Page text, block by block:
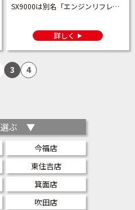
SX9000は別名「エンジンリフレッ
この商品の中には３種類のエンジン
添加剤が入っています。 […]
詳しく
3 4
選ぶ ▼
今福店
東住吉店
箕面店
吹田店